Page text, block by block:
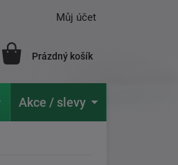
Můj účet
Prázdný košík
Akce / slevy